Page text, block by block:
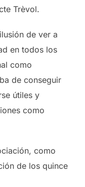
Trèvol.
de ver a
en todos los
como
de conseguir
útiles y
como
como
de los quince